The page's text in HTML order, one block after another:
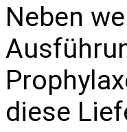
Neben
diese